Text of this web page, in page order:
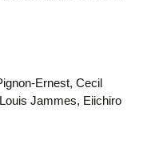
Ernest, Cecil
Jammes, Eiichiro